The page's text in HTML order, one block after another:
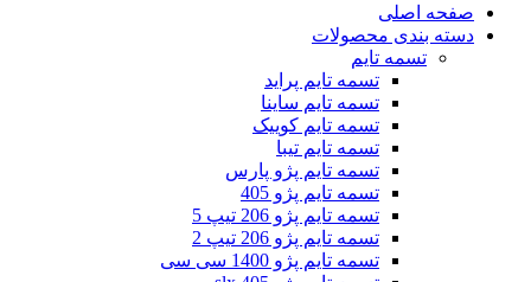
صفحه اصلی
دسته بندی محصولات
تسمه تایم
تسمه تایم پراید
تسمه تایم ساینا
تسمه تایم کوییک
تسمه تایم تیبا
تسمه تایم پژو پارس
تسمه تایم پژو 405
تسمه تایم پژو 206 تیپ 5
تسمه تایم پژو 206 تیپ 2
تسمه تایم پژو 1400 سی سی